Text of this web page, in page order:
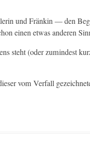
und Fränkin — den
einen etwas anderen
ste­ht (oder zumin­d­est
vom Ver­fall